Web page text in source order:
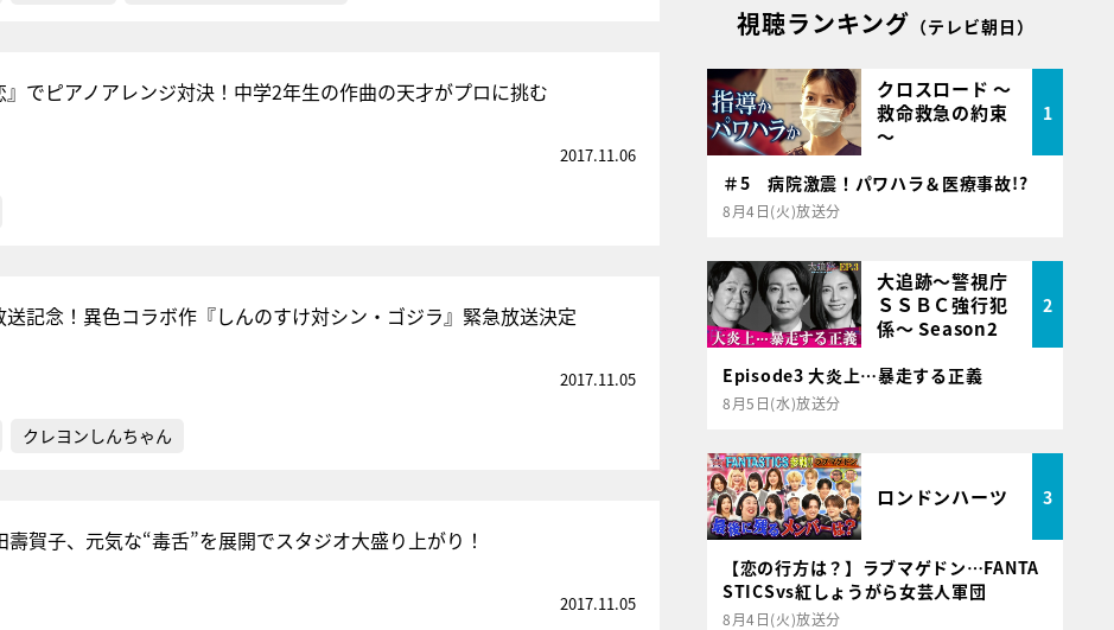
』でピアノアレンジ対決！中学2年生の作曲の天才がプロに挑む
2017.11.06
送記念！異色コラボ作『しんのすけ対シン・ゴジラ』緊急放送決定
2017.11.05
クレヨンしんちゃん
壽賀子、元気な“毒舌”を展開でスタジオ大盛り上がり！
2017.11.05
視聴ランキング （テレビ朝日）
クロスロード ～
救命救急の約束
～
1
＃5 病院激震！パワハラ＆医療事故!?
8月4日(火)放送分
大追跡～警視庁
ＳＳＢＣ強行犯
係～ Season2
2
Episode3 大炎上…暴走する正義
8月5日(水)放送分
ロンドンハーツ 3
【恋の行方は？】ラブマゲドン…FANTA
STICSvs紅しょうがら女芸人軍団
8月4日(火)放送分